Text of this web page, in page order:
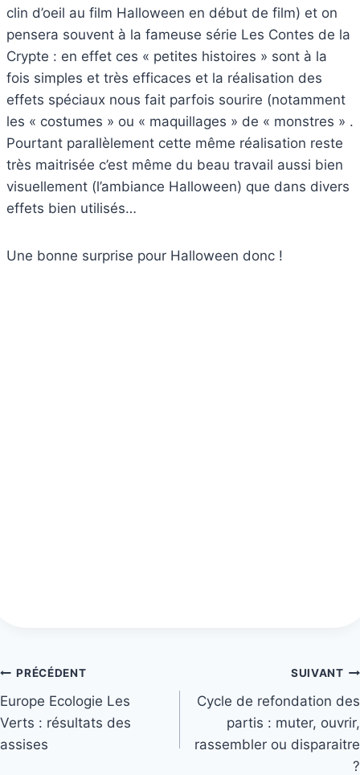
clin d’oeil au film Halloween en début de film) et on
pensera souvent à la fameuse série Les Contes de la
Crypte : en effet ces « petites histoires » sont à la
fois simples et très efficaces et la réalisation des
effets spéciaux nous fait parfois sourire (notamment
les « costumes » ou « maquillages » de « monstres » .
Pourtant parallèlement cette même réalisation reste
très maitrisée c’est même du beau travail aussi bien
visuellement (l’ambiance Halloween) que dans divers
effets bien utilisés…
Une bonne surprise pour Halloween donc !
Navigation
de
l’article
PRÉCÉDENT
Europe Ecologie Les
Verts : résultats des
assises
SUIVANT
Cycle de refondation des
partis : muter, ouvrir,
rassembler ou disparaitre
?